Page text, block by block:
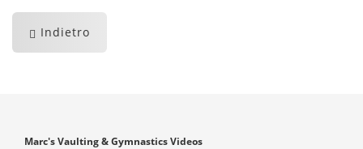
Indietro
Marc's Vaulting & Gymnastics Videos